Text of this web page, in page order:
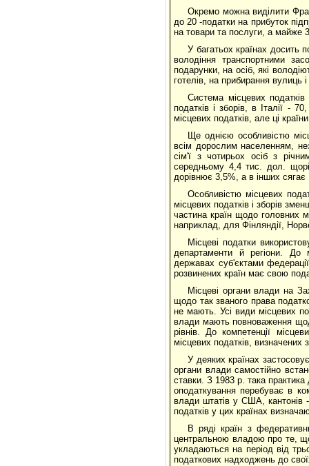
Окремо можна виділити
до 20 -податки на прибуток
на товари та послуги, а майже
У багатьох країнах досить
володіння транспортними
подарунки, на осіб, які
готелів, на прибирання вулиць
Система місцевих
податків і зборів, в Італії -
місцевих податків, але ці
Ще однією особливістю
всім дорослим населенням,
сім'ї з чотирьох осіб з
середньому 4,4 тис. дол.
дорівнює 3,5%, а в інших сягає
Особливістю місцевих
місцевих податків і зборів
частина країн щодо головних
наприклад, для Фінляндії,
Місцеві податки
департаменти й регіони. До
державах суб'єктами
розвинених країн має свою
Місцеві органи влади на
щодо так званого права
не мають. Усі види місцевих
влади мають повноваження
рівнів. До компетенції
місцевих податків, визначених
У деяких країнах
органи влади самостійно
ставки. З 1983 р. така
оподаткування перебуває в
влади штатів у США, кантонів
податків у цих країнах
В ряді країн з
центральною владою про те,
укладаються на період від
податкових надходжень до